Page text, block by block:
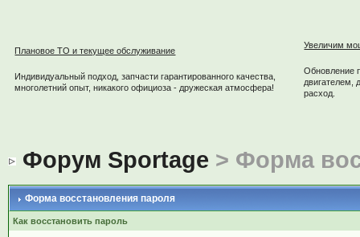
Плановое ТО и текущее обслуживание
Индивидуальный подход, запчасти гарантированного качества,
многолетний опыт, никакого официоза - дружеская атмосфера!
Увеличим
Обновление
двигателем,
расход.
Форум Sportage > Форма
Форма восстановления пароля
Как восстановить пароль